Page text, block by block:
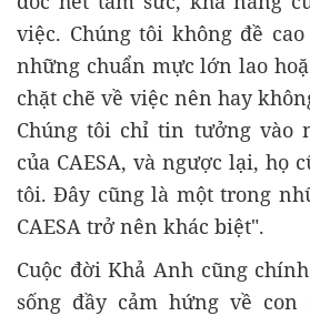
việc. Chúng tôi không đề
những chuẩn mực lớn lao
chặt chẽ về việc nên hay
Chúng tôi chỉ tin tưởng vào
của CAESA, và ngược lại, họ
tôi. Đây cũng là một trong
CAESA trở nên khác biệt".
Cuộc đời Khả Anh cũng
sống đầy cảm hứng về